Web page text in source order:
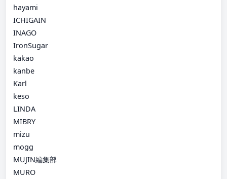
hayami
ICHIGAIN
INAGO
IronSugar
kakao
kanbe
Karl
keso
LINDA
MIBRY
mizu
mogg
MUJIN編集部
MURO